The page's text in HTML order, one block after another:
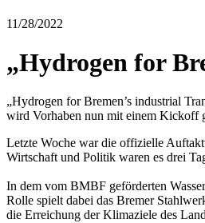
11/28/2022
„Hydrogen for
„Hydrogen for Bremen’s industrial
wird Vorhaben nun mit einem Kickoff
Letzte Woche war die offizielle
Wirtschaft und Politik waren es drei
In dem vom BMBF geförderten
Rolle spielt dabei das Bremer
die Erreichung der Klimaziele des